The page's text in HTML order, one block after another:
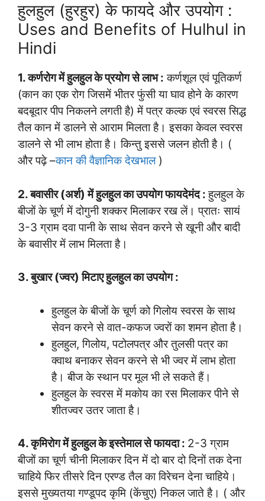
हुलहुल (हुरहुर) के फायदे और उपयोग :
Uses and Benefits of Hulhul in
Hindi
1. कर्णरोग में हुलहुल के प्रयोग से लाभ : कर्णशूल एवं पूतिकर्ण
(कान का एक रोग जिसमें भीतर फुंसी या घाव होने के कारण
बदबूदार पीप निकलने लगती है) में पत्र कल्क एवं स्वरस सिद्ध
तैल कान में डालने से आराम मिलता है। इसका केवल स्वरस
डालने से भी लाभ होता है। किन्तु इससे जलन होती है। (
और पढ़े –कान की वैज्ञानिक देखभाल)
2. बवासीर (अर्श) में हुलहुल का उपयोग फायदेमंद :हुलहुल के
बीजों के चूर्ण में दोगुनी शक्कर मिलाकर रख लें। प्रातः सायं
3-3 ग्राम दवा पानी के साथ सेवन करने से खूनी और बादी
के बवासीर में लाभ मिलता है।
3. बुखार (ज्वर) मिटाए हुलहुल का उपयोग :
हुलहुल के बीजों के चूर्ण को गिलोय स्वरस के साथ
सेवन करने से वात-कफज ज्वरों का शमन होता है।
हुलहुल, गिलोय, पटोलपत्र और तुलसी पत्र का
क्वाथ बनाकर सेवन करने से भी ज्वर में लाभ होता
है। बीज के स्थान पर मूल भी ले सकते हैं।
हुलहुल के स्वरस में मकोय का रस मिलाकर पीने से
शीतज्वर उतर जाता है।
4. कृमिरोग में हुलहुल के इस्तेमाल से फायदा : 2-3 ग्राम
बीजों का चूर्ण चीनी मिलाकर दिन में दो बार दो दिनों तक देना
चाहिये फिर तीसरे दिन एरण्ड तैल का विरेचन देना चाहिये।
इससे मुख्यतया गण्डूपद कृमि (केंचुए) निकल जाते है। ( और